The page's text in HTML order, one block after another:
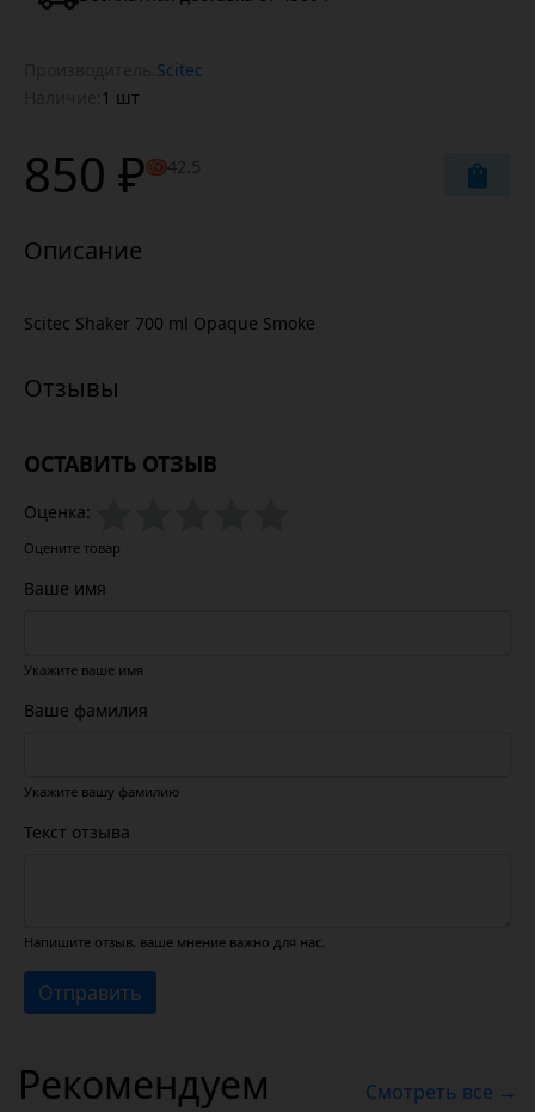
Scitec
1 шт
850 ₽ 42.5
Scitec Shaker 700 ml Opaque Smoke
ОСТАВИТЬ ОТЗЫВ
Оценка:
Оцените товар
Ваше имя
Укажите ваше имя
Ваше фамилия
Укажите вашу фамилию
Текст отзыва
Напишите отзыв, ваше мнение важно для нас.
Отправить
Рекомендуем Смотреть все →